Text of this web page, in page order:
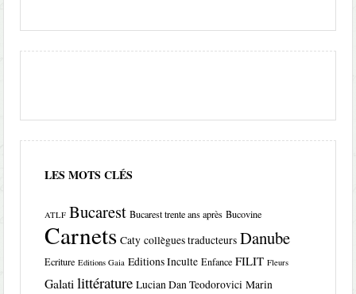
LES MOTS CLÉS
ATLF Bucarest Bucarest trente ans après Bucovine
Carnets Caty collègues traducteurs Danube
Ecriture Editions Gaia Editions Inculte Enfance FILIT Fleurs
Galati littérature Lucian Dan Teodorovici Marin